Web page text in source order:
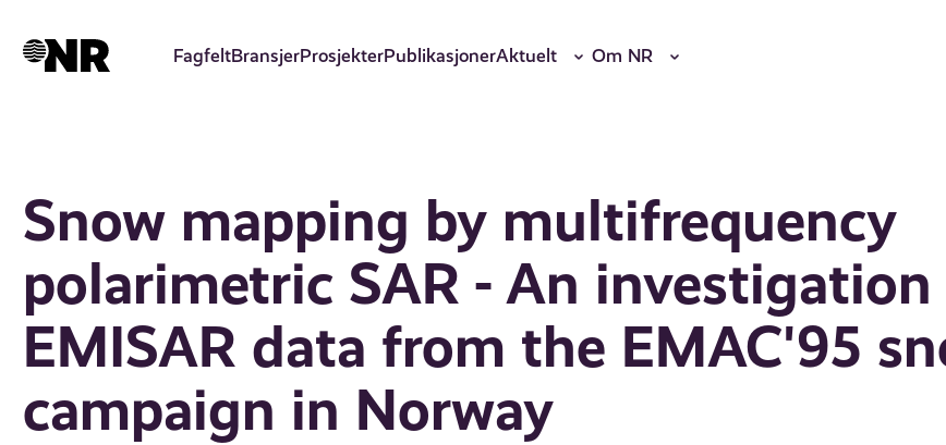
hovedinnhold
FagfeltBransjerProsjekterPublikasjonerAktuelt Om NR
Snow mapping by multifrequency
polarimetric SAR - An
EMISAR data from the EMAC'95
campaign in Norway